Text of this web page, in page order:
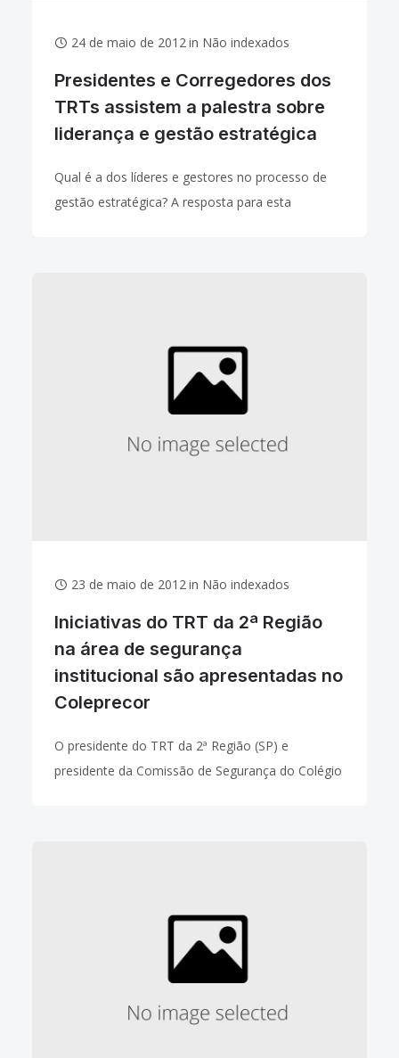
24 de maio de 2012 in Não indexados
Presidentes e Corregedores dos
TRTs assistem a palestra sobre
liderança e gestão estratégica
Qual é a dos líderes e gestores no processo de
gestão estratégica? A resposta para esta
23 de maio de 2012 in Não indexados
Iniciativas do TRT da 2ª Região
na área de segurança
institucional são apresentadas no
Coleprecor
O presidente do TRT da 2ª Região (SP) e
presidente da Comissão de Segurança do Colégio